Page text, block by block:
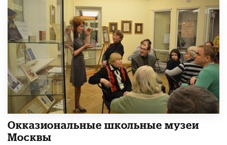
​Окказиональные школьные музеи
Москвы